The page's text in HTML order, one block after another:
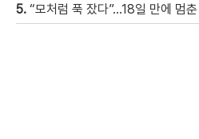
5. “모처럼 푹 잤다”…18일 만에 멈